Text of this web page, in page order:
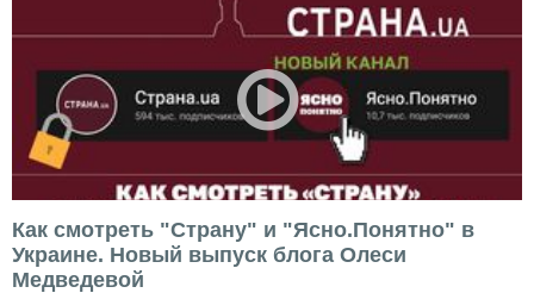
Как смотреть "Страну" и "Ясно.Понятно" в
Украине. Новый выпуск блога Олеси
Медведевой